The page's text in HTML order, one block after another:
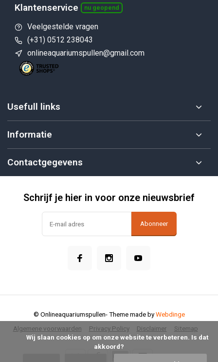
Klantenservice nu geopend
Veelgestelde vragen
(+31) 0512 238043
onlineaquariumspullen@gmail.com
Usefull links
Informatie
Contactgegevens
Schrijf je hier in voor onze nieuwsbrief
Abonneer
Algemene voorwaarden Privacy Policy Disclaimer Sitemap
© Onlineaquariumspullen- Theme made byWebdinge
akkoord?